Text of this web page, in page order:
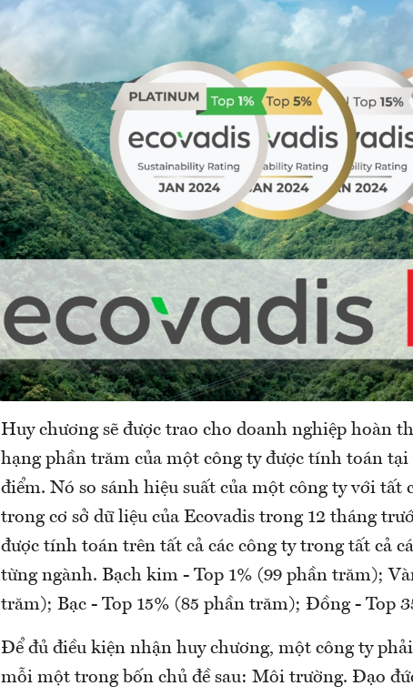
Huy chương sẽ được trao cho doanh nghiệp hoàn
hạng phần trăm của một công ty được tính toán
điểm. Nó so sánh hiệu suất của một công ty với tất
trong cơ sở dữ liệu của Ecovadis trong 12 tháng
được tính toán trên tất cả các công ty trong tất cả
từng ngành. Bạch kim - Top 1% (99 phần trăm);
trăm); Bạc - Top 15% (85 phần trăm); Đồng - Top
Để đủ điều kiện nhận huy chương, một công ty
mỗi một trong bốn chủ đề sau: Môi trường. Đạo